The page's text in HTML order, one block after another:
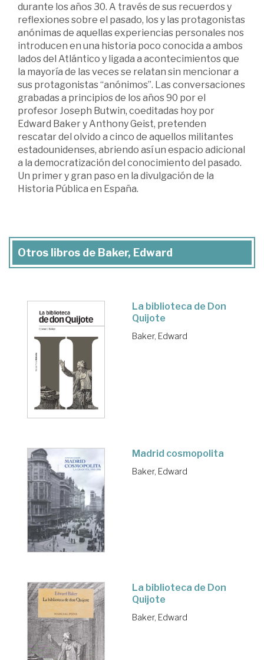
durante los años 30. A través de sus recuerdos y
reflexiones sobre el pasado, los y las protagonistas
anónimas de aquellas experiencias personales nos
introducen en una historia poco conocida a ambos
lados del Atlántico y ligada a acontecimientos que
la mayoría de las veces se relatan sin mencionar a
sus protagonistas “anónimos”. Las conversaciones
grabadas a principios de los años 90 por el
profesor Joseph Butwin, coeditadas hoy por
Edward Baker y Anthony Geist, pretenden
rescatar del olvido a cinco de aquellos militantes
estadounidenses, abriendo así un espacio adicional
a la democratización del conocimiento del pasado.
Un primer y gran paso en la divulgación de la
Historia Pública en España.
Otros libros de Baker, Edward
La biblioteca de Don
Quijote
Baker, Edward
Madrid cosmopolita
Baker, Edward
La biblioteca de Don
Quijote
Baker, Edward